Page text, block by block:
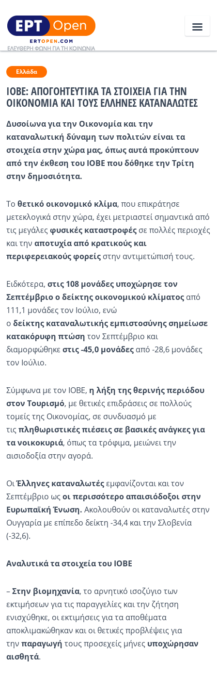
Ειδήσεις
Ελλάδα
Κοινωνία
Πολιτική
Οικονομία
Αθλητικά
Κόσμος
Ραδιόφωνο
Πολιτισμός
Ελλάδα
ΙΟΒΕ: ΑΠΟΓΟΗΤΕΥΤΙΚΑ ΤΑ ΣΤΟΙΧΕΙΑ ΓΙΑ ΤΗΝ
ΟΙΚΟΝΟΜΙΑ ΚΑΙ ΤΟΥΣ ΕΛΛΗΝΕΣ ΚΑΤΑΝΑΛΩΤΕΣ
Δυσοίωνα για την Οικονομία και την
καταναλωτική δύναμη των πολιτών είναι τα
στοιχεία στην χώρα μας, όπως αυτά προκύπτουν
από την έκθεση του ΙΟΒΕ που δόθηκε την Τρίτη
στην δημοσιότητα.
Το θετικό οικονομικό κλίμα, που επικράτησε
μετεκλογικά στην χώρα, έχει μετριαστεί σημαντικά από
τις μεγάλες φυσικές καταστροφέςσε πολλές περιοχές
και την αποτυχία από κρατικούς και
περιφερειακούς φορείςστην αντιμετώπισή τους.
Ειδκότερα, στις 108 μονάδες υποχώρησε τον
Σεπτέμβριο ο δείκτης οικονομικού κλίματοςαπό
111,1 μονάδες τον Ιούλιο, ενώ
ο δείκτης καταναλωτικής εμπιστοσύνης σημείωσε
κατακόρυφη πτώση τον Σεπτέμβριο και
διαμορφώθηκε στις -45,0 μονάδεςαπό -28,6 μονάδες
τον Ιούλιο.
Σύμφωνα με τον ΙΟΒΕ, η λήξη της θερινής περιόδου
στον Τουρισμό, με θετικές επιδράσεις σε πολλούς
τομείς της Οικονομίας, σε συνδυασμό με
τις πληθωριστικές πιέσεις σε βασικές ανάγκες για
τα νοικοκυριά, όπως τα τρόφιμα, μειώνει την
αισιοδοξία στην αγορά.
ΟιΈλληνες καταναλωτέςεμφανίζονται και τον
Σεπτέμβριο ως οι περισσότερο απαισιόδοξοι στην
Ευρωπαϊκή Ένωση. Ακολουθούν οι καταναλωτές στην
Ουγγαρία με επίπεδο δείκτη -34,4 και την Σλοβενία
(-32,6).
Αναλυτικά τα στοιχεία του ΙΟΒΕ
–Στην βιομηχανία, το αρνητικό ισοζύγιο των
εκτιμήσεων για τις παραγγελίες και την ζήτηση
ενισχύθηκε, οι εκτιμήσεις για τα αποθέματα
αποκλιμακώθηκαν και οι θετικές προβλέψεις για
την παραγωγή τους προσεχείς μήνες υποχώρησαν
αισθητά.